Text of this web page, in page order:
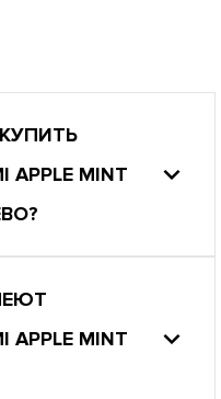
APPLE MINT
APPLE MINT